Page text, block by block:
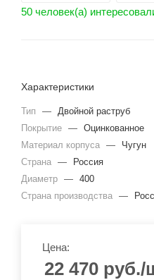
50 человек(а)
Характеристики
Тип — Двойной раструб
Покрытие — Оцинкованное
Материал корпуса —
Чугун
Страна —
Россия
Диаметр — 400
Страна производства —
Цена:
22 470 руб./